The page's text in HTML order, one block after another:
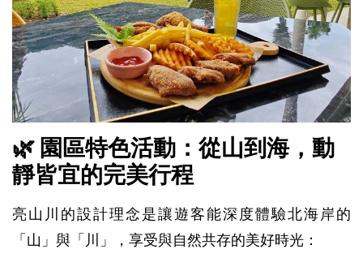
🌿 園區特色活動：從山到海，動
靜皆宜的完美行程
亮山川的設計理念是讓遊客能深度體驗北海岸的
「山」與「川」，享受與自然共存的美好時光：